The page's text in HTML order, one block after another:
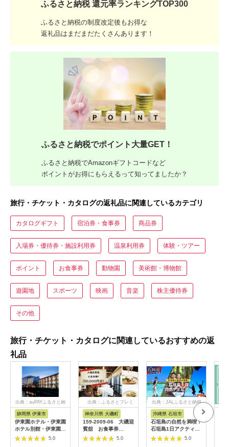
ふるさと納税 還元率ランキングTOP300
ふるさと納税の制度改定後もお得な
返礼品はまだまだたくさんあります！
ふるさと納税でポイント大量GET！
ふるさと納税でAmazonギフトコードなど
ポイントがお得にもらえるって知ってましたか？
旅行・チケット・カタログの返礼品に関連しているカテゴリ
カタログギフト 宿泊券・食事券 商品券
入場券・優待券・施設利用券 温泉利用券 体験・ツアー
ポイント お食事券 動物園 美術館・博物館
遊園地 スポーツ 映画 音楽 株主優待券
その他
旅行・チケット・カタログに関連しているおすすめの返
礼品
出典：auPAYふるさと納
静岡県 伊東市
伊東園ホテル・伊東園
ホテル別館・伊東園ホ
テル松川館 ご宿泊券
1泊2日2食付き(1名様
5.0
出典：ふるさとプレミ
神奈川県 大磯町
159-2009-06 大磯迎
賓舘 お食事券
F（50,000円分）【
神奈川県 大磯町 お惣
5.0
出典：JALふるさと納税
沖縄県 石垣市
石垣島の自然を満喫！
石垣島1日アクティビ
ティ (利用券 1名様分)
5.0